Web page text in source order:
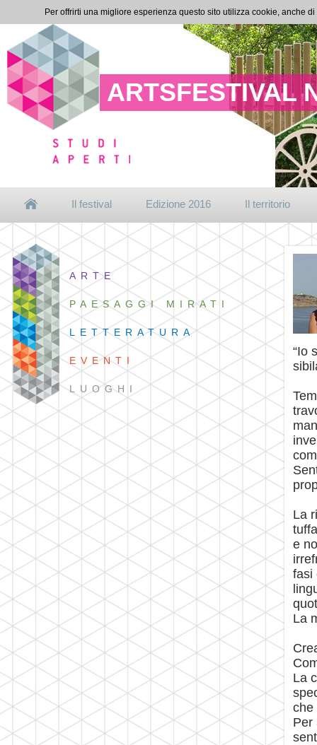
ARTSFESTIVAL
Il festival Edizione 2016 Il territorio
ARTE
PAESAGGI MIRATI
LETTERATURA
EVENTI
LUOGHI
“Io
La
e
fasi
La
La
Per
Per offrirti una migliore esperienza questo sito utilizza cookie, anche